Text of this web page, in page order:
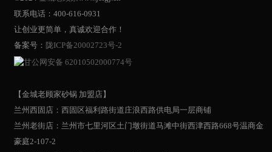
联系电话：400-616-0931
让创业更简单，真诚欢迎合作！
备案号： 陇ICP备20002723号-2
甘公网安备 62010502000774号
【金城老顾家砂锅 加盟店】
兰州西固店：西固区福利路街道庄浪西路供电局一层商铺
兰州老街店：兰州市七里河区土门墩街道马滩中街西津西路668号温商金
豪庭2-107-2